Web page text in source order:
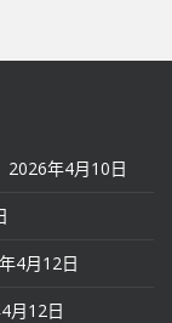
2026年4月10日
4月12日
月12日